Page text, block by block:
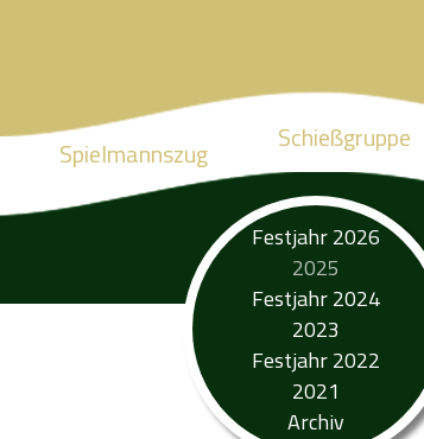
Spielmannszug Schießgruppe
Festjahr 2026
2025
Festjahr 2024
2023
Festjahr 2022
2021
Archiv